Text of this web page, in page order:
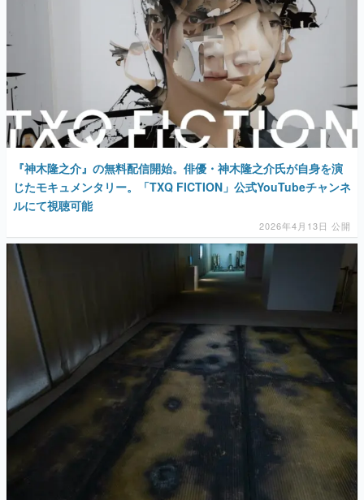
若ゲのいたり〜ゲームクリエイターの青春〜
『うつヌケ』『ペンと箸』等で知られるマンガ家・田中圭
一先生によるゲーム業界レポートマンガです。
なんでゲームは面白い？
ゲーム開発者・hamatsu氏がゲームの魅力を画面や操作の
具体的な形から解き明かしていく、硬派で骨太な評論連載
です。
「経験値」「裏技」「ラスボス」… ゲームにまつわる言葉
の起源や用法の変遷を、コンピューター文化史研究家・タ
イニーP氏が徹底調査。
カテゴリ
マンガ
女性向け
アプリレビュー
その他
電ファミニコゲーマーとは？
『神木隆之介』の無料配信開始。俳優・神木隆之介氏が自身を演
じたモキュメンタリー。「TXQ FICTION」公式YouTubeチャンネ
ルにて視聴可能
2026年4月13日 公開